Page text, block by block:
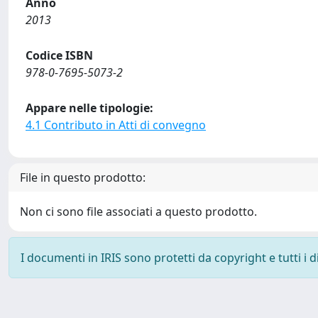
2013
Codice ISBN
978-0-7695-5073-2
Appare nelle tipologie:
4.1 Contributo in Atti di convegno
File in questo prodotto:
Non ci sono file associati a questo prodotto.
I documenti in IRIS sono protetti da copyright e tutti i